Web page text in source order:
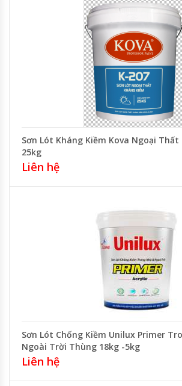
Sơn Lót Kháng Kiềm Kova Ngoại Thất
25kg
Liên hệ
Sơn Lót Chống Kiềm Unilux Primer
Ngoài Trời Thùng 18kg -5kg
Liên hệ